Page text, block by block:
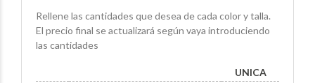
Rellene las cantidades que desea de cada color y talla.
El precio final se actualizará según vaya introduciendo
las cantidades
UNICA